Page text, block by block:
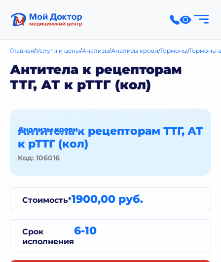
Главная Услуги и цены Анализы Анализы крови Гормоны Гормоны
Антитела к рецепторам
ТТГ, АТ к рТТГ (кол)
Антитела к рецепторам ТТГ, АТ
к рТТГ (кол)
Код: 106016
Анализы крови
Стоимость*1900,00 руб.
Срок
исполнения
6-10